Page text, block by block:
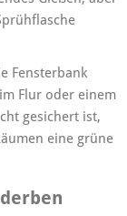
Fensterbank
Flur oder einem
gesichert ist,
eine grüne